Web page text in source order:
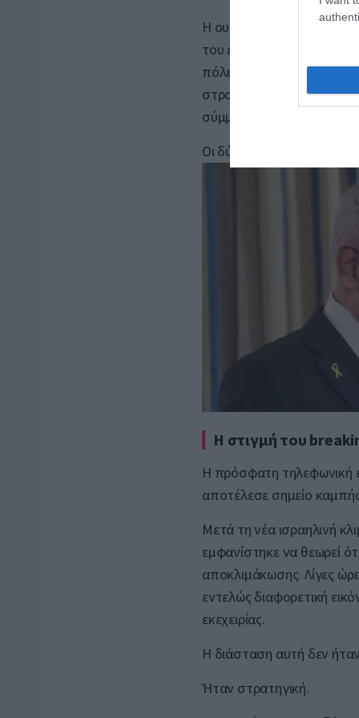
Η ουσία της κρίσης
του επιτρέψει να
πόλεμο με το Ιράν. Ο
στρατηγικό περιβάλλον
σύμμαχοι θα υποστούν μια
Οι δύο στόχοι δεν
Η στιγμή του
Η πρόσφατη τηλεφωνική
αποτέλεσε σημείο
Μετά τη νέα ισραηλινή
εμφανίστηκε να θεωρεί
αποκλιμάκωσης. Λίγες
εντελώς διαφορετική
εκεχειρίας.
Η διάσταση αυτή δεν
Ήταν στρατηγική.